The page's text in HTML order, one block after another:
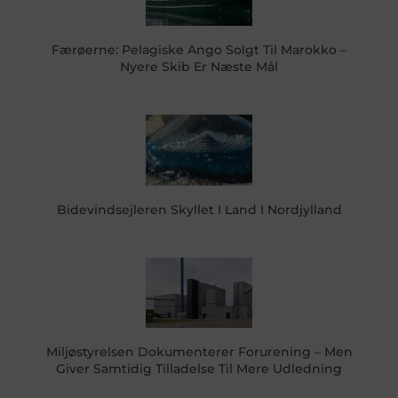
Færøerne: Pelagiske Ango Solgt Til Marokko –
Nyere Skib Er Næste Mål
Bidevindsejleren Skyllet I Land I Nordjylland
Miljøstyrelsen Dokumenterer Forurening – Men
Giver Samtidig Tilladelse Til Mere Udledning